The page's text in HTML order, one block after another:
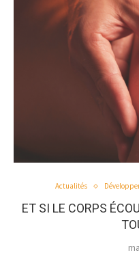
Actualités
ET SI LE CORPS